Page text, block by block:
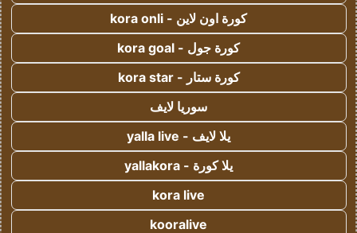
كورة اون لاين - kora onli
كورة جول - kora goal
كورة ستار - kora star
سوريا لايف
يلا لايف - yalla live
يلا كورة - yallakora
kora live
kooralive